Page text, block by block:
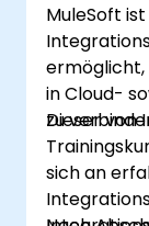
MuleSoft
ermöglicht,
in Cloud-
zu
Dieser von
sich an